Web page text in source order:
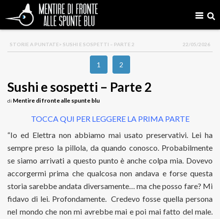
STORIE A PUNTATE> SUSHI E SOSPETTI – PARTE 2 22/05/2026
1 2
Sushi e sospetti – Parte 2
di Mentire di fronte alle spunte blu
TOCCA QUI PER LEGGERE LA PRIMA PARTE
“Io ed Elettra non abbiamo mai usato preservativi. Lei ha
sempre preso la pillola, da quando conosco. Probabilmente
se siamo arrivati a questo punto è anche colpa mia. Dovevo
accorgermi prima che qualcosa non andava e forse questa
storia sarebbe andata diversamente… ma che posso fare? Mi
fidavo di lei. Profondamente. Credevo fosse quella persona
nel mondo che non mi avrebbe mai e poi mai fatto del male.